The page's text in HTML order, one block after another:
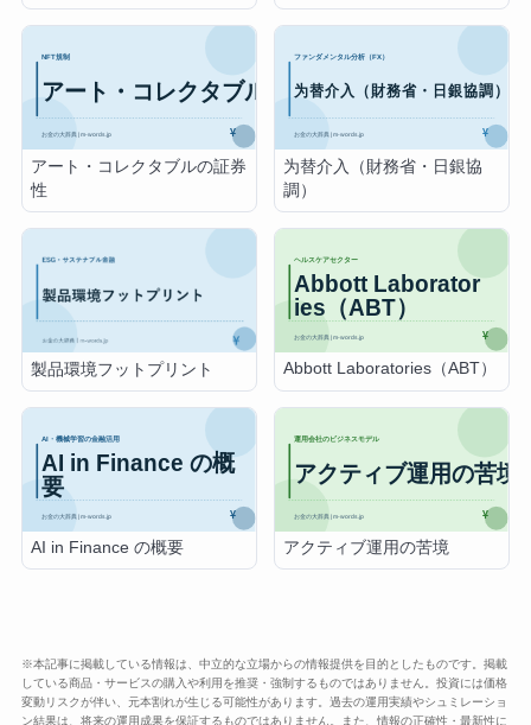
アート・コレクタブルの証券
性
为替介入（財務省・日銀協
調）
製品環境フットプリント Abbott Laboratories（ABT）
AI in Finance の概要 アクティブ運用の苦境
※本記事に掲載している情報は、中立的な立場からの情報提供を目的としたものです。掲載
している商品・サービスの購入や利用を推奨・強制するものではありません。投資には価格
変動リスクが伴い、元本割れが生じる可能性があります。過去の運用実績やシュミレーショ
ン結果は、将来の運用成果を保証するものではありません。また、情報の正確性・最新性に